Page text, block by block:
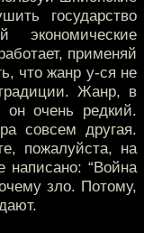
государство
экономические
применяй
что жанр у-ся не
Жанр, в
он очень редкий.
совсем другая.
пожалуйста, на
написано: “Война
зло. Потому,